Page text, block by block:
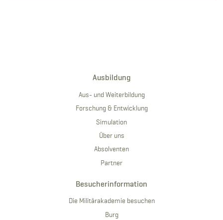
Ausbildung
Aus- und Weiterbildung
Forschung & Entwicklung
Simulation
Über uns
Absolventen
Partner
Besucherinformation
Die Militärakademie besuchen
Burg